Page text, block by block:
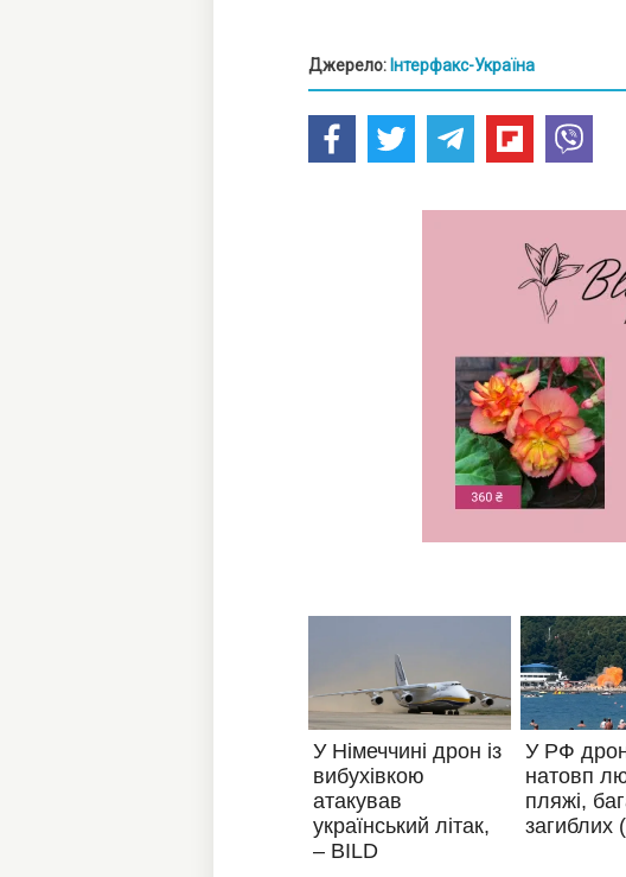
Джерело: Інтерфакс-Україна